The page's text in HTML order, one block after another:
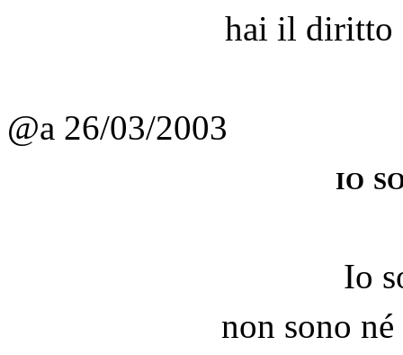
hai il diritto
@a 26/03/2003
io
Io
non sono